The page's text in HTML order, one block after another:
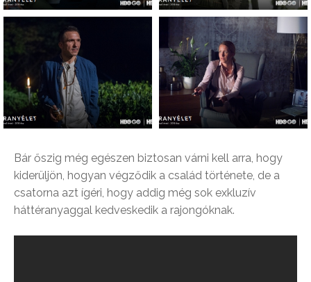
Bár őszig még egészen biztosan várni kell arra, hogy
kiderüljön, hogyan végződik a család története, de a
csatorna azt ígéri, hogy addig még sok exkluzív
háttéranyaggal kedveskedik a rajongóknak.